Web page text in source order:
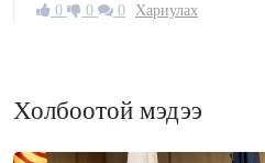
0 0 0 Хариулах
Холбоотой мэдээ